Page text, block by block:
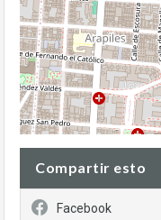
Compartir esto
Facebook